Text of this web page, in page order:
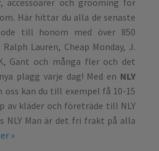
accessoarer och grooming för
Här hittar du alla de senaste
till honom med över 850
Lauren, Cheap Monday, J.
Gant och många fler och det
plagg varje dag! Med en NLY
oss kan du till exempel få 10-15
av kläder och företräde till NLY
NLY Man är det fri frakt på alla
»